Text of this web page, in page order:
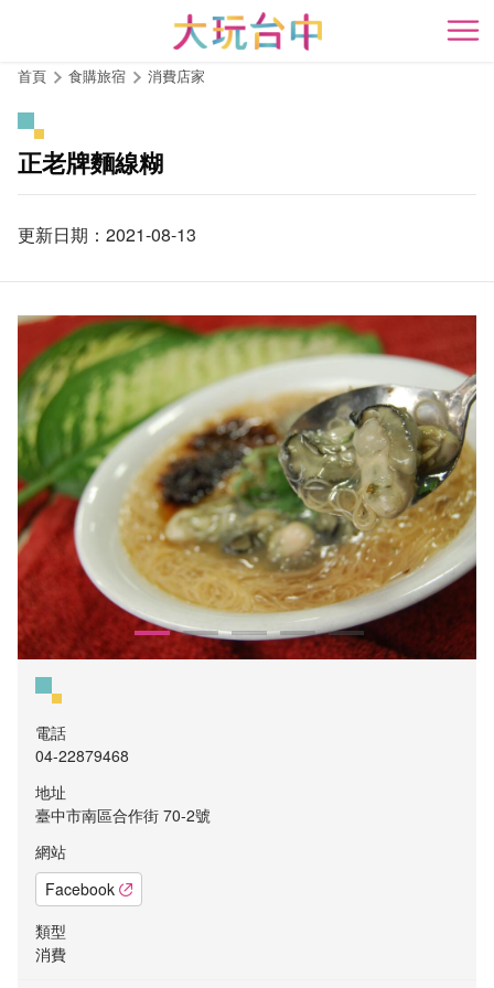
開
首頁 食購旅宿 消費店家
正老牌麵線糊
更新日期：2021-08-13
電話
04-22879468
地址
臺中市南區合作街 70-2號
網站
Facebook
類型
消費